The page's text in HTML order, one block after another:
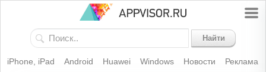
Найти
iPhone, iPad Android Huawei Windows Новости Реклама